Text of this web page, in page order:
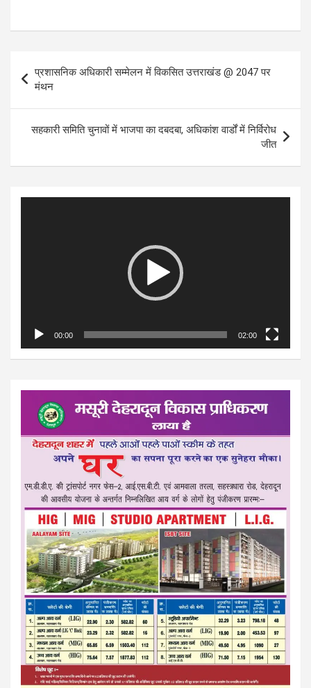
navigation
प्रशासनिक अधिकारी सम्मेलन में विकसित उत्तराखंड @ 2047 पर
मंथन
सहकारी समिति चुनावों में भाजपा का दबदबा, अधिकांश वार्डों में निर्विरोध
जीत
00:00 02:00